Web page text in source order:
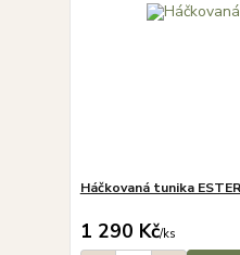
Háčkovaná tunika ESTER
1 290 Kč/ks